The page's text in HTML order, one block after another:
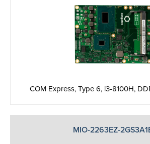
COM Express, Type 6, i3-8100H,
MIO-2263EZ-